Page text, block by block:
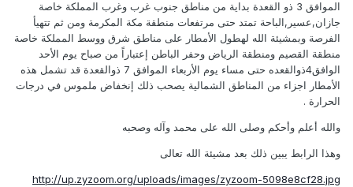
الموافق 3 ذو القعدة بداية من مناطق جنوب غرب وغرب المملكة خاصة
جازان,عسير,الباحة تمتد حتى مرتفعات منطقة مكة المكرمة ومن ثم تتهيأ
الفرصة وبمشيئة الله لهطول الأمطار على مناطق شرق ووسط المملكة خاصة
منطقة القصيم ومنطقة الرياض وحفر الباطن إعتباراً من صباح يوم الأحد
الوافق4ذوالقعده حتى مساء يوم الأربعاء الموافق 7 ذوالقعدة قد تشمل هذه
الأمطار اجزاء من المناطق الشمالية يصحب ذلك إنخفاض ملموس في درجات
الحرارة .
والله أعلم وأحكم وصلى الله على محمد وآله وصحبه
وهذا الرابط يبين ذلك بعد مشيئة الله تعالى
http://up.zyzoom.org/uploads/images/zyzoom-5098e8cf28.jpg